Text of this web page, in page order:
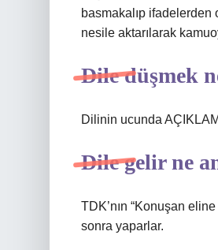
basmakalıp
nesile aktarılarak
Dile düşmek
Dilinin ucunda
Dile gelir ne
TDK’nın “Konuşan
sonra yaparlar.